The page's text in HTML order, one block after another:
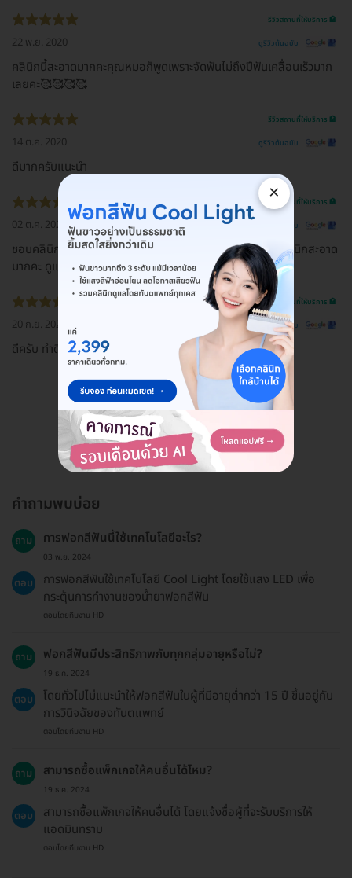
รีวิวสถานที่ให้บริการ 🏥
22 พ.ย. 2020 ดูรีวิวต้นฉบับ
คลินิกนี้สะอาดมากคะคุณ​หมอก็พูดเพราะจัดฟันไม่ถึงปีฟันเคลื่อนเร็วมาก
เลยคะ🥰🥰🥰🥰
รีวิวสถานที่ให้บริการ 🏥
14 ต.ค. 2020 ดูรีวิวต้นฉบับ
ดีมากครับแนะนำ
รีวิวสถานที่ให้บริการ 🏥
02 ต.ค. 2020 ดูรีวิวต้นฉบับ
ชอบคลินิกนี้มากเลยจ้าสียางมีให้เลือกเยอะ คุณหมอเป็นกัน คลินิกสะอาด
มากคะ ดูแลคนไข้ดีมากจ้า
รีวิวสถานที่ให้บริการ 🏥
20 ก.ย. 2020 ดูรีวิวต้นฉบับ
ดีครับ ทำดีไม่เจ็บเร็วด้วยครับ😍😍😁
ดูรีวิวทั้งหมด
คำถามพบบ่อย
ถาม การฟอกสีฟันนี้ใช้เทคโนโลยีอะไร?
03 พ.ย. 2024
ตอบ
การฟอกสีฟันใช้เทคโนโลยี Cool Light โดยใช้แสง LED เพื่อ
กระตุ้นการทำงานของน้ำยาฟอกสีฟัน
ตอบโดยทีมงาน HD
ถาม ฟอกสีฟันมีประสิทธิภาพกับทุกกลุ่มอายุหรือไม่?
19 ธ.ค. 2024
ตอบ
โดยทั่วไปไม่แนะนำให้ฟอกสีฟันในผู้ที่มีอายุต่ำกว่า 15 ปี ขึ้นอยู่กับ
การวินิจฉัยของทันตแพทย์
ตอบโดยทีมงาน HD
ถาม สามารถซื้อแพ็กเกจให้คนอื่นได้ไหม?
19 ธ.ค. 2024
ตอบ
สามารถซื้อแพ็กเกจให้คนอื่นได้ โดยแจ้งชื่อผู้ที่จะรับบริการให้
แอดมินทราบ
ตอบโดยทีมงาน HD
×